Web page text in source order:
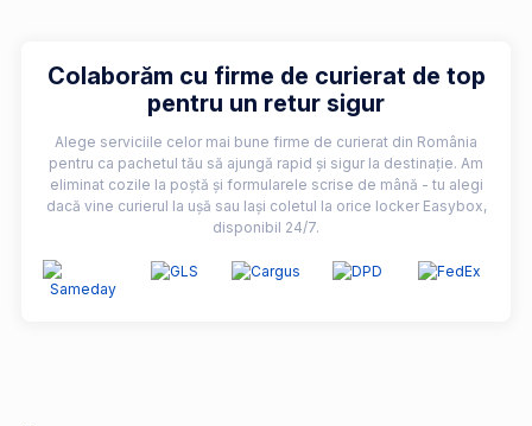
Colaborăm cu firme de curierat de top
pentru un retur sigur
Alege serviciile celor mai bune firme de curierat din România
pentru ca pachetul tău să ajungă rapid și sigur la destinație. Am
eliminat cozile la poștă și formularele scrise de mână - tu alegi
dacă vine curierul la ușă sau lași coletul la orice locker Easybox,
disponibil 24/7.